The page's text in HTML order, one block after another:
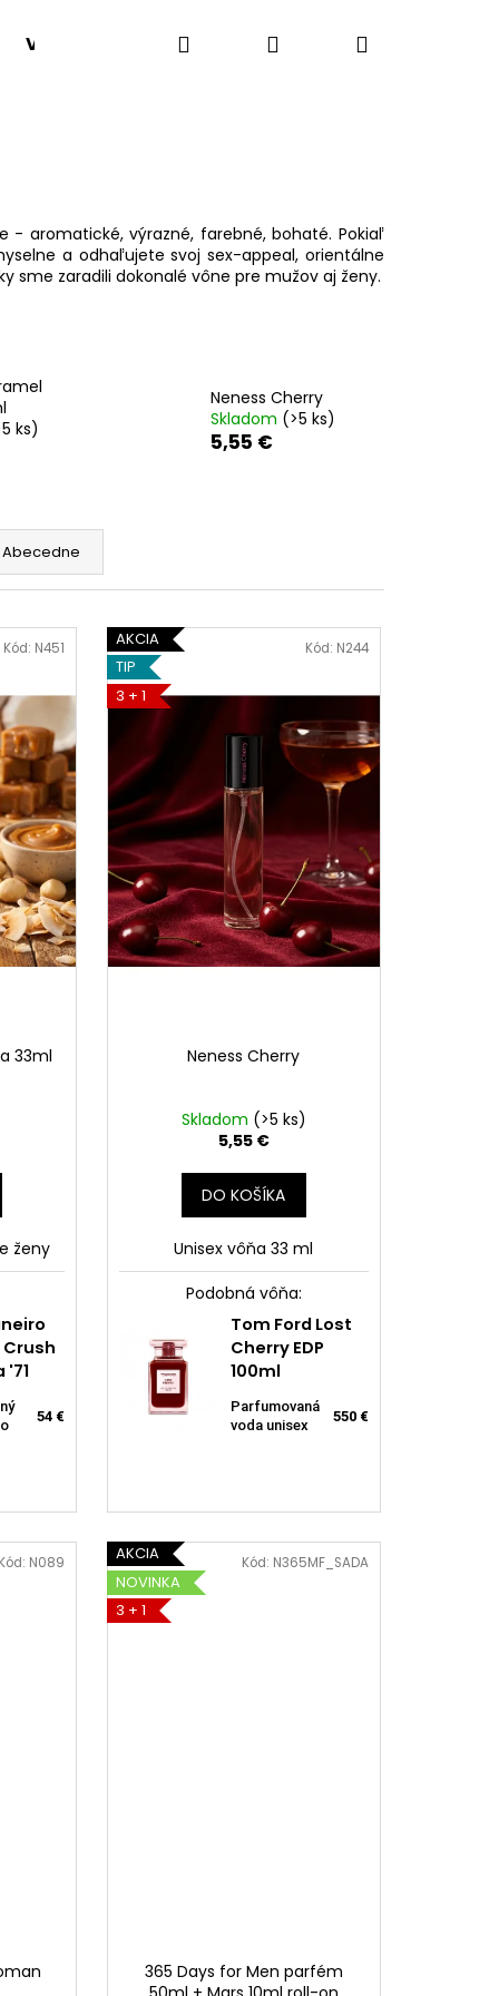
VONNÉ HMLY VÔNE PODĽA TYPU
Hľadať PrihlásenieNákupný
- aromatické, výrazné, farebné, bohaté. Pokiaľ
a odhaľujete svoj sex-appeal, orientálne
sme zaradili dokonalé vône pre mužov aj ženy.
ks)
Neness Cherry
Skladom (>5 ks)
5,55 €
Abecedne
Sol de Janeiro
Brazilian Crush
Cheirosa '71
33ml
ženy
Crush
'71
54 €
Sol de Verano
Caramel Vanilla
Body Mist
Parfumovaný
sprej na telo a
12 €
Kód: N451
AKCIA
TIP
3 + 1
Neness Cherry
Skladom (>5 ks)
5,55 €
DO KOŠÍKA
Unisex vôňa 33 ml
Podobná vôňa:
Tom Ford Lost
Cherry EDP
100ml
Parfumovaná
voda unisex
550 €
Kód: N244
Kód: N089
AKCIA
NOVINKA
3 + 1
365 Days for Men parfém
Kód: N365MF_SADA
Nasledujúce